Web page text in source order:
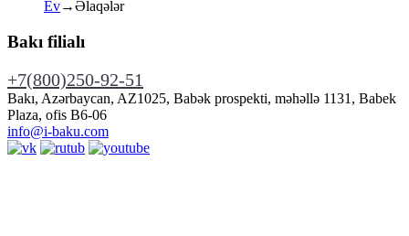
Ev→Əlaqələr
Bakı filialı
+7(800)250-92-51
Bakı, Azərbaycan, AZ1025, Babək prospekti, məhəllə 1131, Babek
Plaza, ofis B6-06
info@i-baku.com